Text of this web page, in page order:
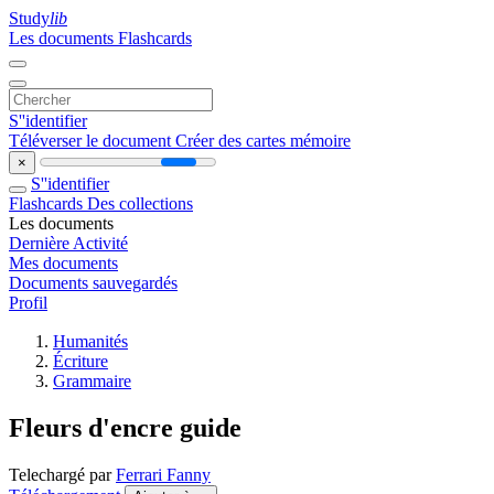
Studylib
Les documents Flashcards
S''identifier
Téléverser le document Créer des cartes mémoire
×
S''identifier
Flashcards Des collections
Les documents
Dernière Activité
Mes documents
Documents sauvegardés
Profil
Humanités
Écriture
Grammaire
Fleurs d'encre guide
Telechargé parFerrari Fanny